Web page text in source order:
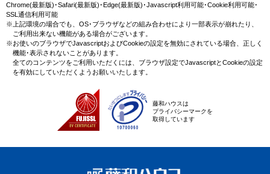
Chrome(最新版)･Safari(最新版)･Edge(最新版)･Javascript利用可能･Cookie利用可能･
SSL通信利用可能
※上記環境の場合でも、OS･ブラウザなどの組み合わせにより一部表示が崩れたり、
ご利用出来ない機能がある場合がございます。
※お使いのブラウザでJavascriptおよびCookieの設定を無効にされている場合、正しく
機能･表示されないことがあります。
全てのコンテンツをご利用いただくには、ブラウザ設定でJavascriptとCookieの設定
を有効にしていただくようお願いいたします。
藤和ハウスは
プライバシーマークを
取得しています